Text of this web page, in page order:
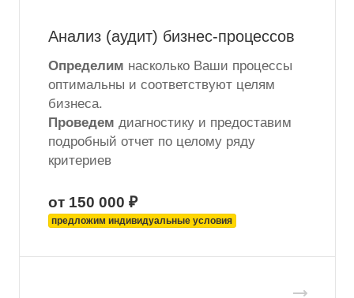
Анализ (аудит) бизнес-процессов
Определим насколько Ваши процессы
оптимальны и соответствуют целям
бизнеса.
Проведем диагностику и предоставим
подробный отчет по целому ряду
критериев
от 150 000 ₽
предложим индивидуальные условия